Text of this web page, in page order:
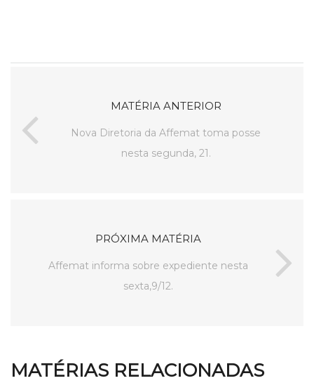
MATÉRIA ANTERIOR
Nova Diretoria da Affemat toma posse
nesta segunda, 21.
PRÓXIMA MATÉRIA
Affemat informa sobre expediente nesta
sexta,9/12.
MATÉRIAS RELACIONADAS